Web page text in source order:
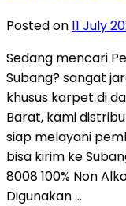
Posted on11 July
Sedang mencari
Subang? sangat
khusus karpet di
Barat, kami
siap melayani
bisa kirim ke
8008 100% Non
Digunakan …